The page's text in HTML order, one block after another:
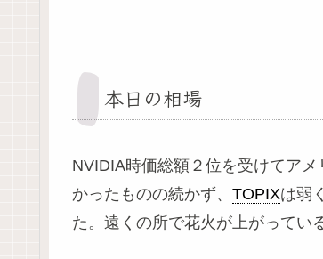
本日の相場
NVIDIA時価総額２位を受けてア
かったものの続かず、 TOPIXは弱
た。遠くの所で花火が上がってい